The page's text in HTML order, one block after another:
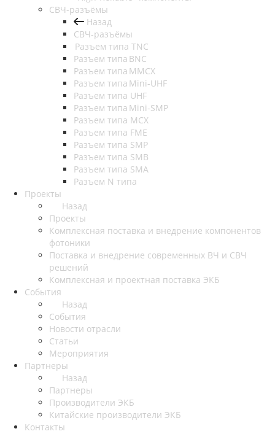
СВЧ-разъёмы
Назад
СВЧ-разъёмы
Разъем типа TNC
Разъем типа BNC
Разъем типа MMCX
Разъем типа Mini-UHF
Разъем типа UHF
Разъем типа Mini-SMP
Разъем типа MCX
Разъем типа FME
Разъем типа SMP
Разъем типа SMB
Разъем типа SMA
Разъем N типа
Проекты
Назад
Проекты
Комплексная поставка и внедрение компонентов
фотоники
Поставка и внедрение современных ВЧ и СВЧ
решений
Комплексная и проектная поставка ЭКБ
События
Назад
События
Новости отрасли
Статьи
Мероприятия
Партнеры
Назад
Партнеры
Производители ЭКБ
Китайские производители ЭКБ
Контакты